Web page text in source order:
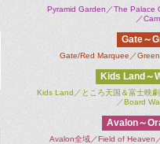
Pyramid Garden／The Palace
／
Gate～
Gate/Red Marquee／
Kids Land～
Kids Land／ところ天国＆富士映
／Board
Avalon～
Avalon全域／Field of Heaven